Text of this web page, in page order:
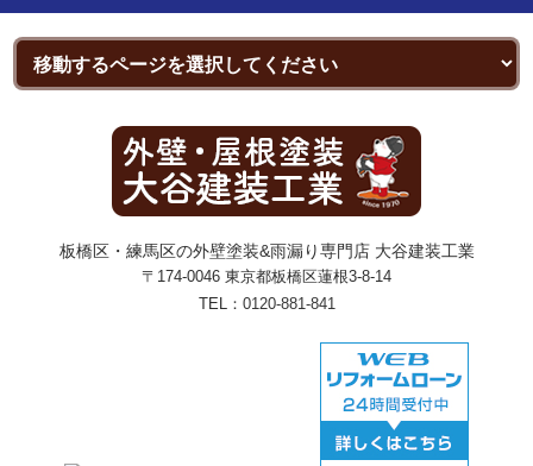
板橋区・練馬区の外壁塗装&雨漏り専門店 大谷建装工業
〒174-0046 東京都板橋区蓮根3-8-14
TEL： 0120-881-841